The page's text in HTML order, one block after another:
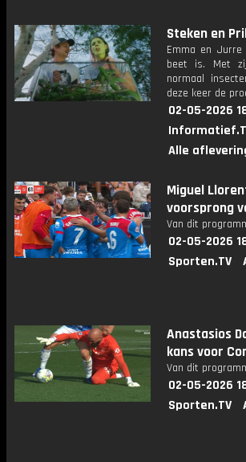
Steken en
Emma en
beet is. Met
normaal
deze keer de
02-05-2026
Alle
Miguel
voorsprong
Van dit
02-05-2026
Sporten.TV
Anastasios
kans voor
Van dit
02-05-2026
Sporten.TV